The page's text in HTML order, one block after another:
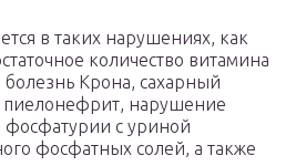
в таких нарушениях, как
количество витамина
Крона, сахарный
пиелонефрит, нарушение
с уриной
фосфатных солей, а также